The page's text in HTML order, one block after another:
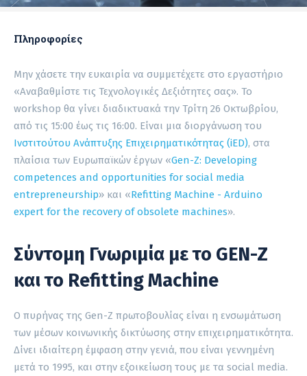
Πληροφορίες
Μην χάσετε την ευκαιρία να συμμετέχετε στο εργαστήριο
«Αναβαθμίστε τις Τεχνολογικές Δεξιότητες σας». Το
workshop θα γίνει διαδικτυακά την Τρίτη 26 Οκτωβρίου,
από τις 15:00 έως τις 16:00. Είναι μια διοργάνωση του
Ινστιτούτου Ανάπτυξης Επιχειρηματικότητας (iED), στα
πλαίσια των Ευρωπαϊκών έργων «Gen-Z: Developing
competences and opportunities for social media
entrepreneurship» και «Refitting Machine - Arduino
expert for the recovery of obsolete machines».
Σύντομη Γνωριμία με το GEN-Z
και το Refitting Machine
Ο πυρήνας της Gen-Z πρωτοβουλίας είναι η ενσωμάτωση
των μέσων κοινωνικής δικτύωσης στην επιχειρηματικότητα.
Δίνει ιδιαίτερη έμφαση στην γενιά, που είναι γεννημένη
μετά το 1995, και στην εξοικείωση τους με τα social media.